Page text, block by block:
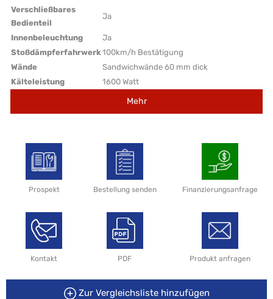
Verschließbares
Bedienteil
Ja
Innenbeleuchtung
Ja
Stoßdämpferfahrwerk 100km/h Bestätigung
Wände
Sandwichwände 60 mm dick
Kälteleistung
1600 Watt
Mehr
Prospekt Bestellung senden Finanzierungsanfrage
Kontakt PDF Produkt anfragen
Zur Vergleichsliste hinzufügen